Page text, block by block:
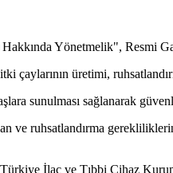
Hakkında Yönetmelik", Resmi
çaylarının üretimi,
sunulması sağlanarak
ve ruhsatlandırma
Türkiye İlaç ve Tıbbi Cihaz